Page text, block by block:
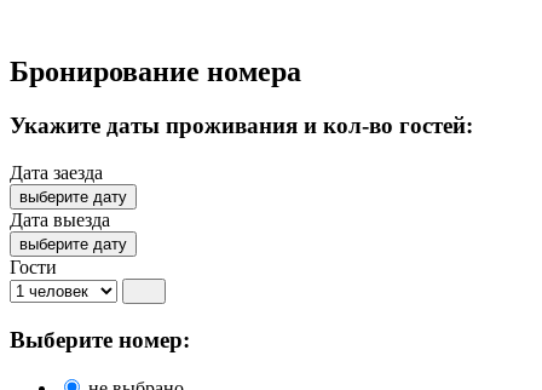
Бронирование номера
Укажите даты проживания и кол-во гостей:
Дата заезда
выберите дату
Дата выезда
выберите дату
Гости
Выберите номер: